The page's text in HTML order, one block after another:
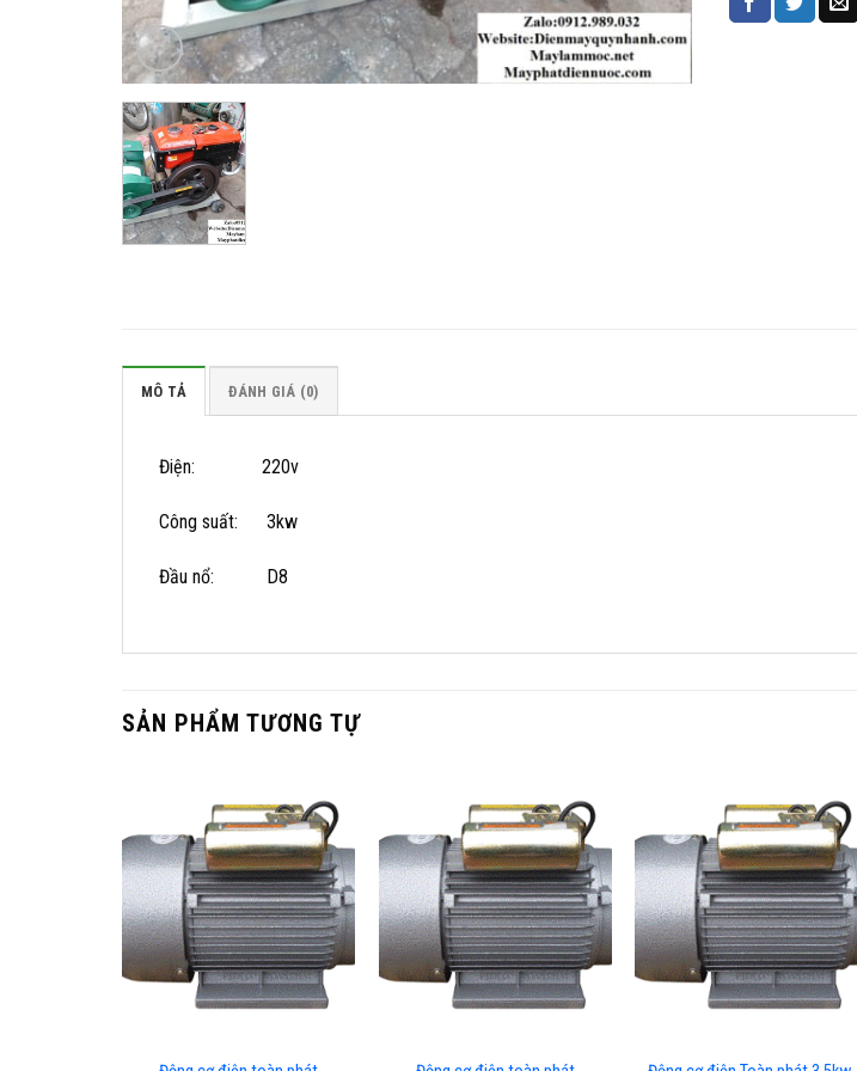
MÔ TẢ ĐÁNH GIÁ (0)
Điện: 220v
Công suất: 3kw
Đầu nổ: D8
SẢN PHẨM TƯƠNG TỰ